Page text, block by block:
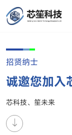
招贤纳士
诚邀您加入
芯科技、笙未来